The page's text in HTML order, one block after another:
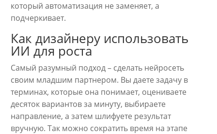
который автоматизация не заменяет, а
подчеркивает.
Как дизайнеру использовать
ИИ для роста
Самый разумный подход – сделать нейросеть
своим младшим партнером. Вы даете задачу в
терминах, которые она понимает, оцениваете
десяток вариантов за минуту, выбираете
направление, а затем шлифуете результат
вручную. Так можно сократить время на этапе